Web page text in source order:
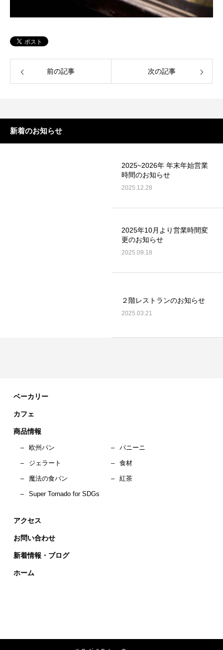
前の記事 次の記事
新着のお知らせ
2025~2026年 年末年始営業
時間のお知らせ
2025.12.28
2025年10月より営業時間変
更のお知らせ
2025.09.18
２階レストランのお知らせ
2025.03.21
ベーカリー
カフェ
商品情報
– 欧州パン – パニーニ
– ジェラート – 食材
– 魔法の食パン – 紅茶
– Super Tornado for SDGs
アクセス
お問い合わせ
新着情報・ブログ
ホーム